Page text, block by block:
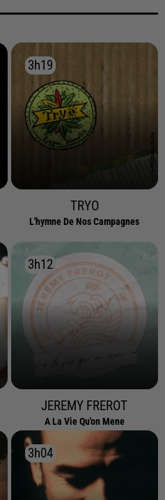
3h19
3h19
TRYO
L'hymne De Nos Campagnes
3h12
3h12
JEREMY FREROT
A La Vie Qu'on Mene
3h04
3h04